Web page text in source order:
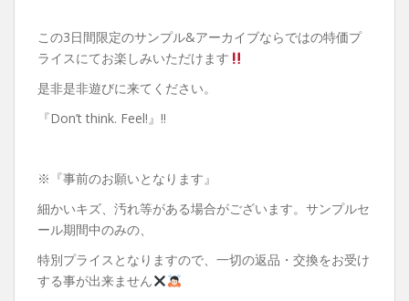
この3日間限定のサンプル&アーカイブならではの特価プ
ライスにてお楽しみいただけます
是非是非遊びに来てください。
『Don’t think. Feel!』‼︎
※『事前のお願いとなります』
細かいキズ、汚れ等がある場合がございます。サンプルセ
ール期間中のみの、
特別プライスとなりますので、一切の返品・交換をお受け
する事が出来ません